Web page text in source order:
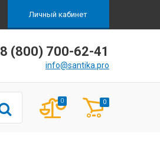
Личный кабинет
8 (800) 700-62-41
info@santika.pro
0 0